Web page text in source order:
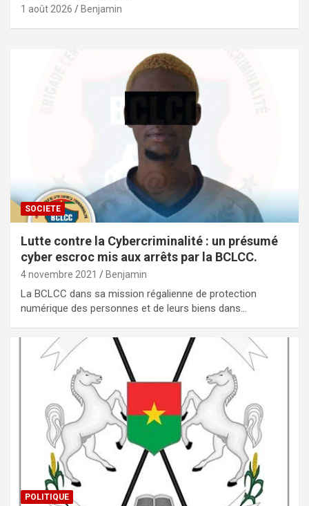
1 août 2026 Benjamin
SOCIETE
Lutte contre la Cybercriminalité : un présumé
cyber escroc mis aux arrêts par la BCLCC.
4 novembre 2021 Benjamin
La BCLCC dans sa mission régalienne de protection
numérique des personnes et de leurs biens dans…
POLITIQUE